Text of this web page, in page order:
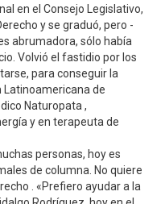
en el Consejo Legislativo,
y se graduó, pero -
abrumadora, sólo había
Volvió el fastidio por los
para conseguir la
Latinoamericana de
Naturopata ,
y en terapeuta de
personas, hoy es
de columna. No quiere
. «Prefiero ayudar a la